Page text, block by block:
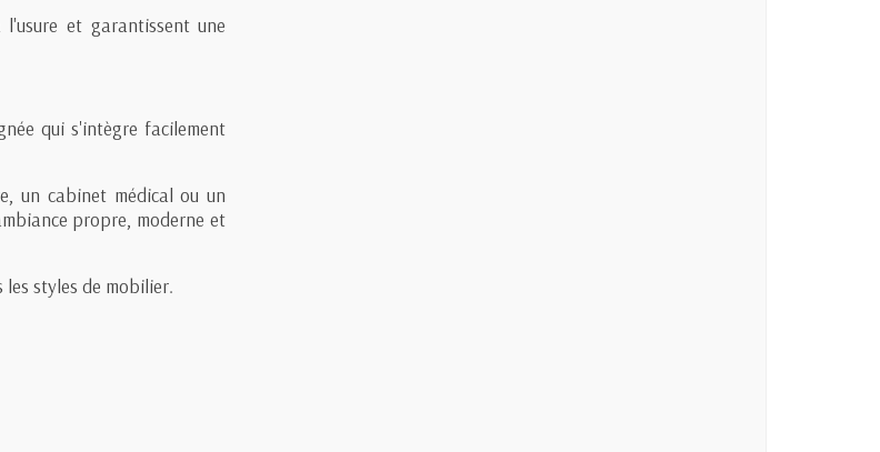
et garantissent une
qui s'intègre facilement
un cabinet médical ou un
propre, moderne et
les styles de mobilier.